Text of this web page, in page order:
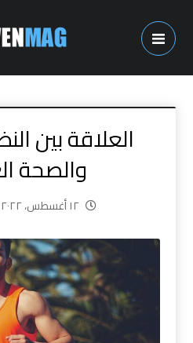
العلاقة بين
والصحة
١٢ أغسطس، ٢٠٢٢